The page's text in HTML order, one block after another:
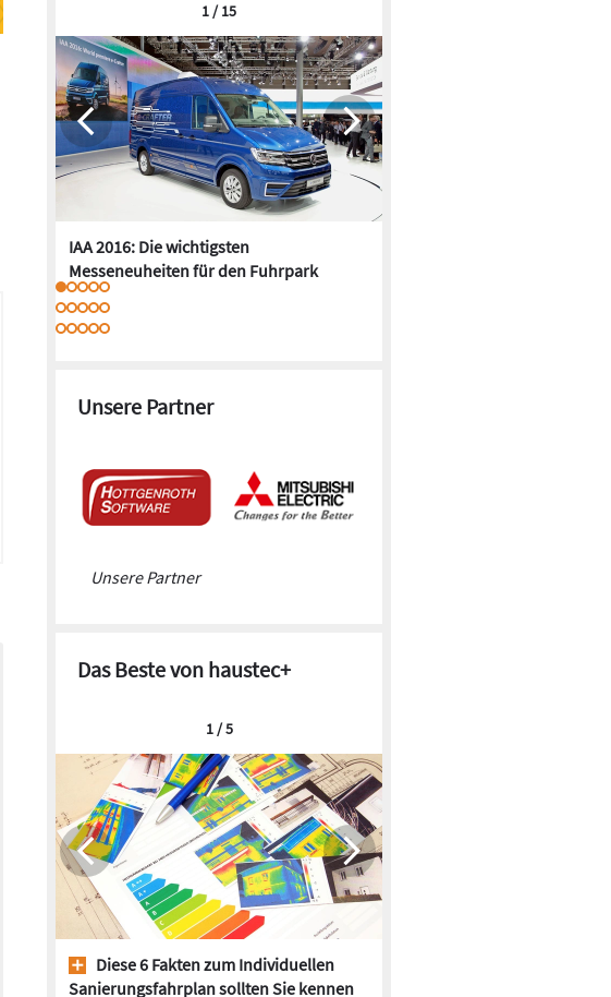
IAA 2016: Die wichtigsten
Messeneuheiten für den Fuhrpark
1 / 15
Unsere Partner
Unsere Partner
Das Beste von haustec+
Diese 6 Fakten zum Individuellen
Sanierungsfahrplan sollten Sie kennen
1 / 5